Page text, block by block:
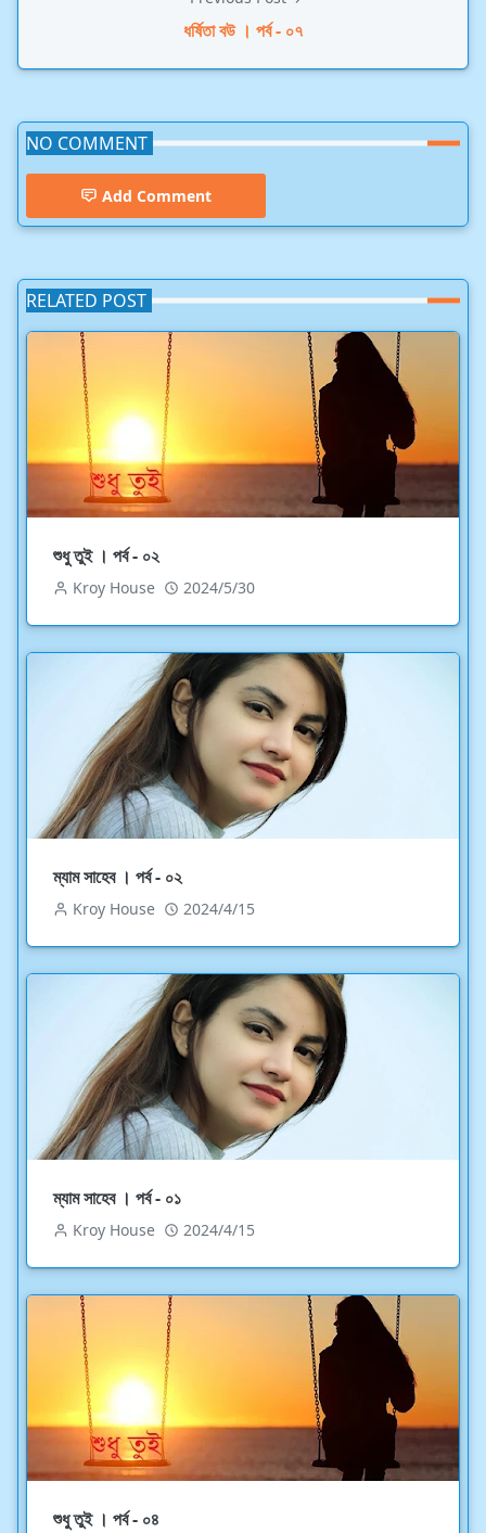
ধর্ষিতা বউ । পর্ব - ০৭
NO COMMENT
Add Comment
RELATED POST
শুধু তুই । পর্ব - ০২
Kroy House 2024/5/30
ম্যাম সাহেব । পর্ব - ০২
Kroy House 2024/4/15
ম্যাম সাহেব । পর্ব - ০১
Kroy House 2024/4/15
শুধু তুই । পর্ব - ০৪